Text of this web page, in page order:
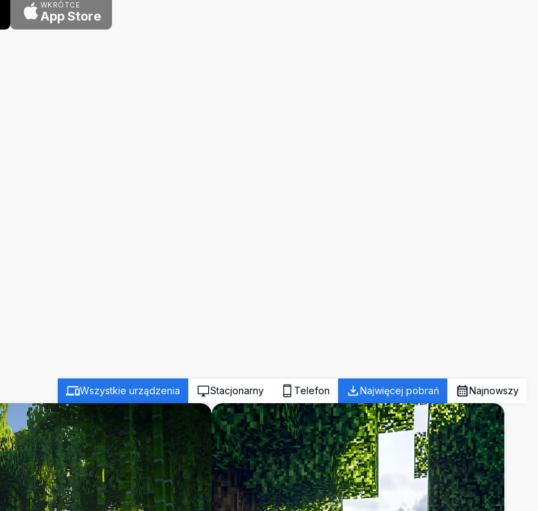
WKRÓTCE
App Store
Wszystkie urządzenia Stacjonarny Telefon Najwięcej pobrań Najnowszy